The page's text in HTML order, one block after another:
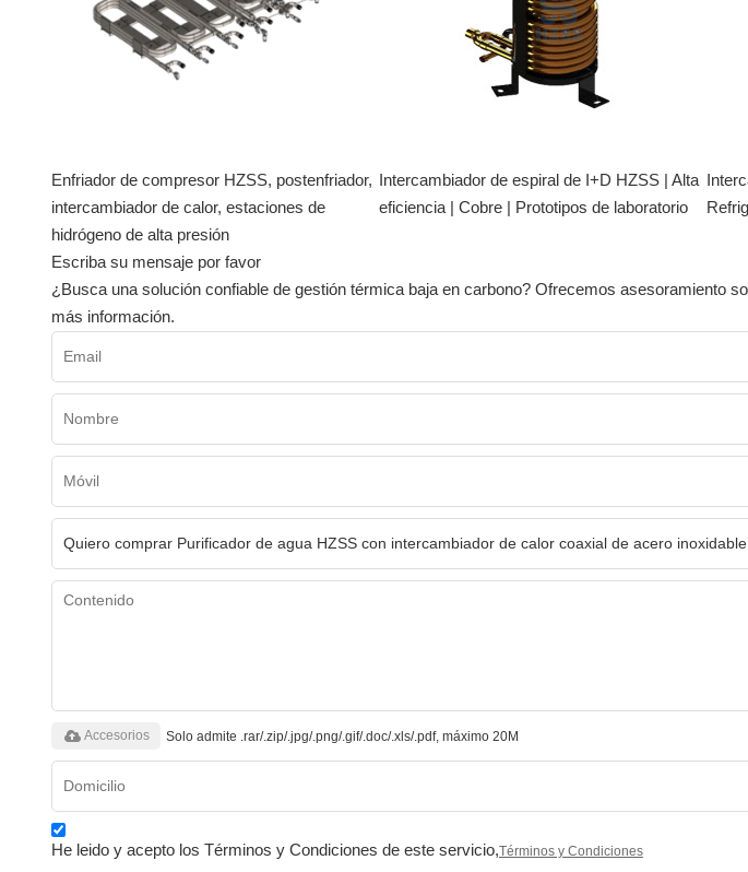
Enfriador de compresor HZSS, postenfriador,
intercambiador de calor, estaciones de
hidrógeno de alta presión
Intercambiador de espiral de I+D HZSS | Alta
eficiencia | Cobre | Prototipos de laboratorio
Escriba su mensaje por favor
¿Busca una solución confiable de gestión térmica baja en carbono? Ofrecemos asesoramiento
más información.
Solo admite .rar/.zip/.jpg/.png/.gif/.doc/.xls/.pdf, máximo 20M
Accesorios
He leido y acepto los Términos y Condiciones de este servicio,Términos y Condiciones